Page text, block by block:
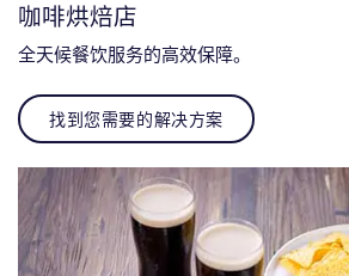
咖啡烘焙店
全天候餐饮服务的高效保障。
找到您需要的解决方案